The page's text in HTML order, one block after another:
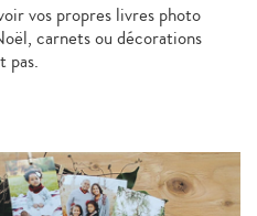
vos propres livres photo
carnets ou décorations
pas.